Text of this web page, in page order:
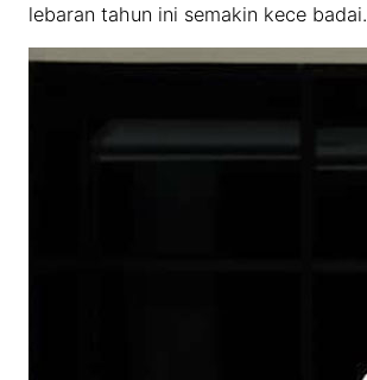
lebaran tahun ini semakin kece badai.